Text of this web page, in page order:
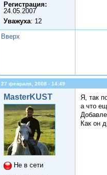
Регистрация:
24.05.2007
Уважуха: 12
Вверх
27 февраля, 2008 - 14:49
MasterKUST
Не в сети
Я, так
а что
Как он